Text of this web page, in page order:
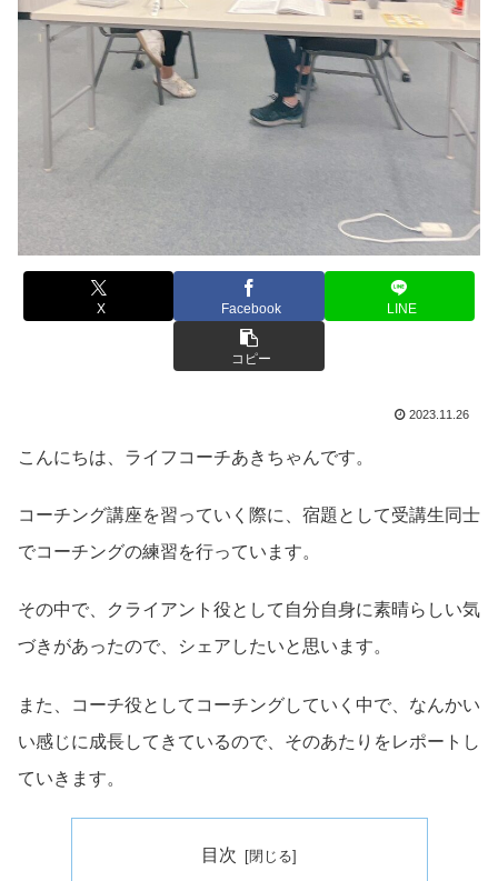
X Facebook LINE
コピー
2023.11.26
こんにちは、ライフコーチあきちゃんです。
コーチング講座を習っていく際に、宿題として受講生同士
でコーチングの練習を行っています。
その中で、クライアント役として自分自身に素晴らしい気
づきがあったので、シェアしたいと思います。
また、コーチ役としてコーチングしていく中で、なんかい
い感じに成長してきているので、そのあたりをレポートし
ていきます。
目次